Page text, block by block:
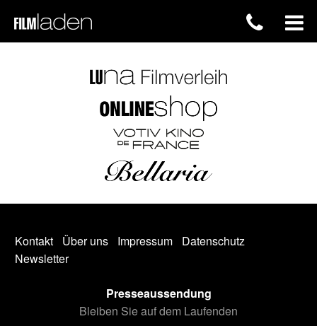
Kontakt Über uns Impressum
Datenschutz
Newsletter
Presseaussendung
Bleiben Sie auf dem Laufenden